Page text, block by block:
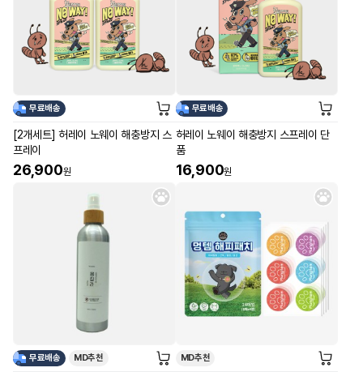
무료배송
[2개세트] 허레이 노웨이 해충방지 스
프레이
26,900원
무료배송
허레이 노웨이 해충방지 스프레이 단
품
16,900원
무료배송 MD추천 MD추천